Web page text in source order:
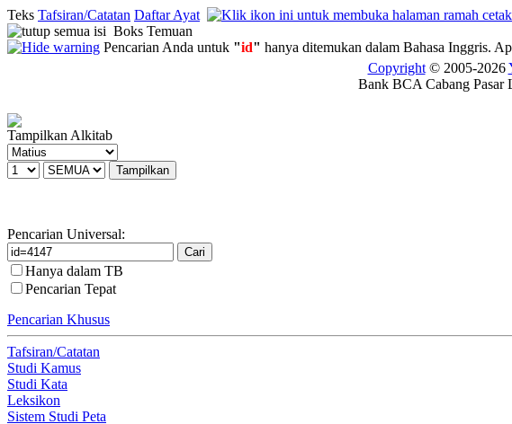
Teks Tafsiran/Catatan Daftar Ayat
Boks Temuan
Pencarian Anda untuk "id" hanya ditemukan dalam Bahasa Inggris.
Copyright© 2005-2026
Bank BCA Cabang Pasar
Tampilkan Alkitab
Pencarian Universal:
Hanya dalam TB
Pencarian Tepat
Pencarian Khusus
Tafsiran/Catatan
Studi Kamus
Studi Kata
Leksikon
Sistem Studi Peta